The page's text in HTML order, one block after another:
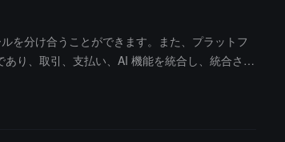
を分け合うことができます。また、プラットフ
り、取引、支払い、AI 機能を統合し、統合され